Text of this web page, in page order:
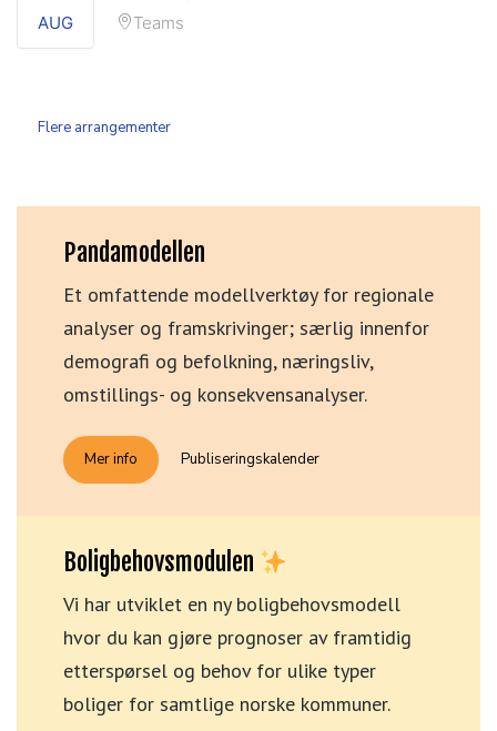
AUG
Teams
Flere arrangementer
Pandamodellen
Et omfattende modellverktøy for regionale
analyser og framskrivinger; særlig innenfor
demografi og befolkning, næringsliv,
omstillings- og konsekvensanalyser.
Mer info Publiseringskalender
Boligbehovsmodulen
Vi har utviklet en ny boligbehovsmodell
hvor du kan gjøre prognoser av framtidig
etterspørsel og behov for ulike typer
boliger for samtlige norske kommuner.